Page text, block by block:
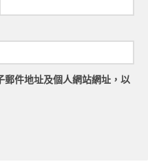
郵件地址及個人網站網址，以